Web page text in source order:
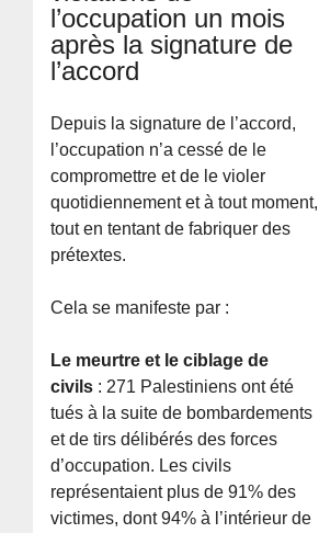
l’occupation un mois
après la signature de
l’accord
Depuis la signature de l’accord,
l’occupation n’a cessé de le
compromettre et de le violer
quotidiennement et à tout moment,
tout en tentant de fabriquer des
prétextes.
Cela se manifeste par :
Le meurtre et le ciblage de
civils : 271 Palestiniens ont été
tués à la suite de bombardements
et de tirs délibérés des forces
d’occupation. Les civils
représentaient plus de 91% des
victimes, dont 94% à l’intérieur de